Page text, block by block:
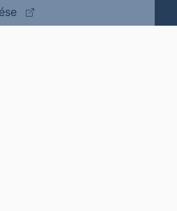
(külső oldalra ugrik)